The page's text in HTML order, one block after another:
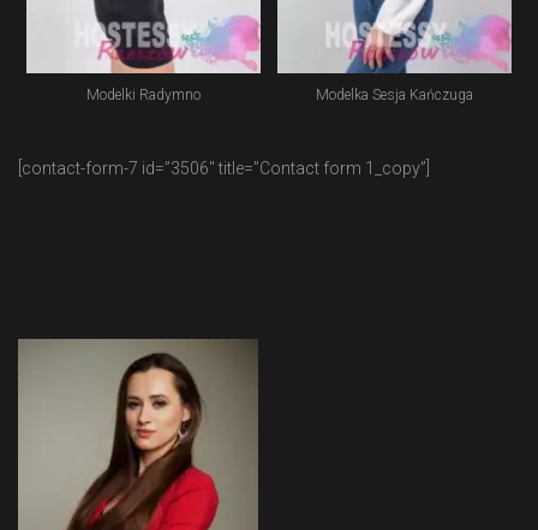
Modelki Radymno Modelka Sesja Kańczuga
[contact-form-7 id=”3506″ title=”Contact form 1_copy”]